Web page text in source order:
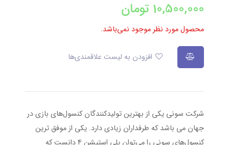
10,500,000 تومان
محصول مورد نظر موجود نمی‌باشد.
شرکت سونی یکی از بهترین تولیدکنندگان کنسول‌های بازی در
جهان می باشد که طرفداران زیادی دارد. یکی از موفق ترین